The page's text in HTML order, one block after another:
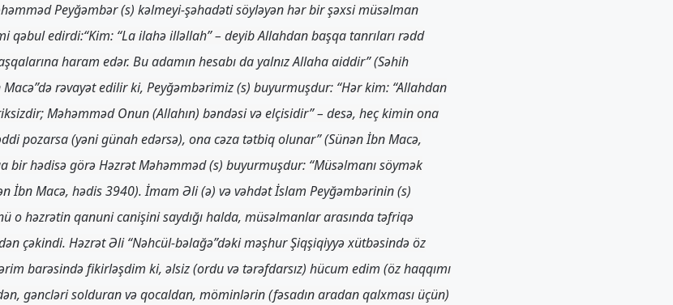
Peyğəmbər (s) kəlmeyi-şəhadəti söyləyən hər bir şəxsi müsəlman
qəbul edirdi:“Kim: “La ilahə illəllah” – deyib Allahdan başqa tanrıları rədd
haram edər. Bu adamın hesabı da yalnız Allaha aiddir” (Səhih
rəvayət edilir ki, Peyğəmbərimiz (s) buyurmuşdur: “Hər kim: “Allahdan
Məhəmməd Onun (Allahın) bəndəsi və elçisidir” – desə, heç kimin ona
pozarsa (yəni günah edərsə), ona cəza tətbiq olunar” (Sünən İbn Macə,
bir hədisə görə Həzrət Məhəmməd (s) buyurmuşdur: “Müsəlmanı söymək
İbn Macə, hədis 3940). İmam Əli (ə) və vəhdət İslam Peyğəmbərinin (s)
o həzrətin qanuni canişini saydığı halda, müsəlmanlar arasında təfriqə
çəkindi. Həzrət Əli “Nəhcül-bəlağə”dəki məşhur Şiqşiqiyyə xütbəsində öz
barəsində fikirləşdim ki, əlsiz (ordu və tərəfdarsız) hücum edim (öz haqqımı
gəncləri solduran və qocaldan, möminlərin (fəsadın aradan qalxması üçün)